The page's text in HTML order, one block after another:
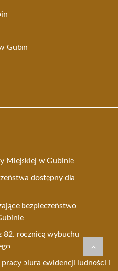
Gubin
Miejskiej w Gubinie
dostępny dla
bezpieczeństwo
82. rocznicą wybuchu
pracy biura ewidencji ludności i